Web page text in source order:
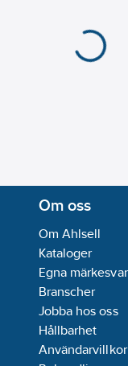
Om oss
Om Ahlsell
Kataloger
Egna
Branscher
Jobba hos oss
Hållbarhet